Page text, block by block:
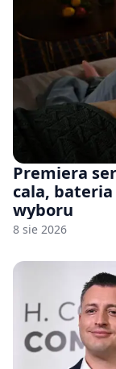
Premiera
cala, bateria
wyboru
8 sie 2026